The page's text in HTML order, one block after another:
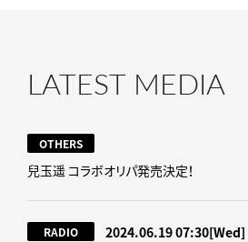
LATEST MEDIA
OTHERS
兒玉遥 コラボオリパ発売決定！
RADIO 2024.06.19 07:30[Wed]